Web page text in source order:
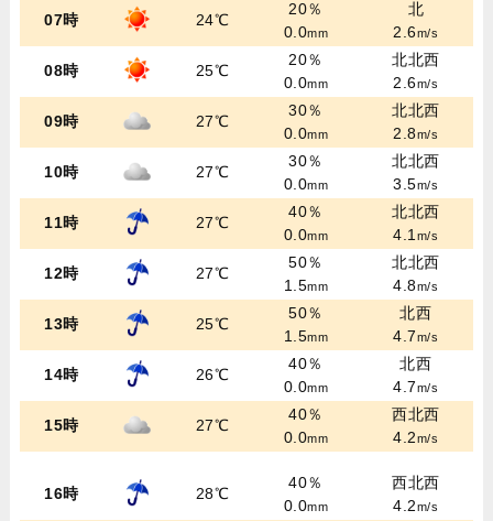
07時 24℃
20％
0.0mm
北
2.6m/s
08時 25℃
20％
0.0mm
北北西
2.6m/s
09時 27℃
30％
0.0mm
北北西
2.8m/s
10時 27℃
30％
0.0mm
北北西
3.5m/s
11時 27℃
40％
0.0mm
北北西
4.1m/s
12時 27℃
50％
1.5mm
北北西
4.8m/s
13時 25℃
50％
1.5mm
北西
4.7m/s
14時 26℃
40％
0.0mm
北西
4.7m/s
15時 27℃
40％
0.0mm
西北西
4.2m/s
16時 28℃
40％
0.0mm
西北西
4.2m/s